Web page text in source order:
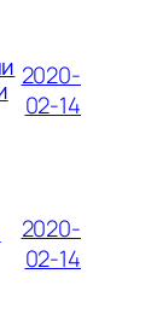
2020-
02-14
2020-
02-14